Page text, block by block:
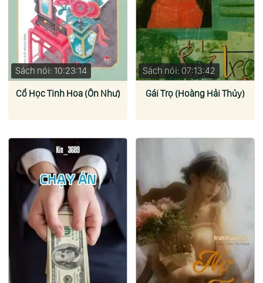
Sách nói: 10:23:14
Cổ Học Tinh Hoa (Ôn Như)
Sách nói: 07:13:42
Gái Trọ (Hoàng Hải Thủy)